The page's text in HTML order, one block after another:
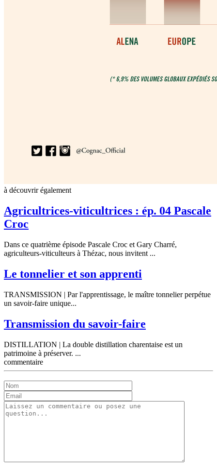
à découvrir également
Agricultrices-viticultrices : ép. 04 Pascale
Croc
Dans ce quatrième épisode Pascale Croc et Gary Charré,
agriculteurs-viticulteurs à Thézac, nous invitent ...
Le tonnelier et son apprenti
TRANSMISSION | Par l'apprentissage, le maître tonnelier perpétue
un savoir-faire unique...
Transmission du savoir-faire
DISTILLATION | La double distillation charentaise est un
patrimoine à préserver. ...
commentaire